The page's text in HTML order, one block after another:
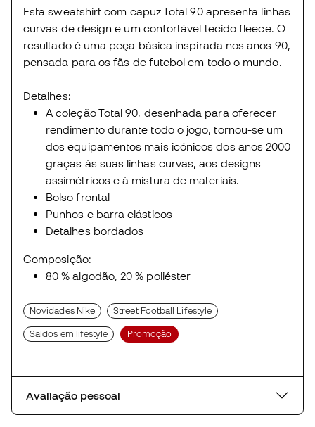
Esta sweatshirt com capuz Total 90 apresenta linhas
curvas de design e um confortável tecido fleece. O
resultado é uma peça básica inspirada nos anos 90,
pensada para os fãs de futebol em todo o mundo.
Detalhes:
A coleção Total 90, desenhada para oferecer
rendimento durante todo o jogo, tornou-se um
dos equipamentos mais icónicos dos anos 2000
graças às suas linhas curvas, aos designs
assimétricos e à mistura de materiais.
Bolso frontal
Punhos e barra elásticos
Detalhes bordados
Composição:
80 % algodão, 20 % poliéster
Novidades Nike Street Football Lifestyle
Saldos em lifestyle Promoção
Avaliação pessoal